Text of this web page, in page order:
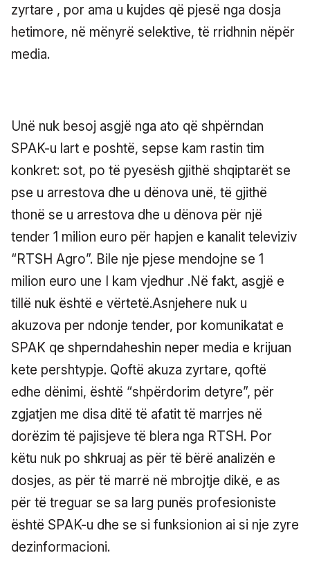
zyrtare , por ama u kujdes që pjesë nga dosja
hetimore, në mënyrë selektive, të rridhnin nëpër
media.
Unë nuk besoj asgjë nga ato që shpërndan
SPAK-u lart e poshtë, sepse kam rastin tim
konkret: sot, po të pyesësh gjithë shqiptarët se
pse u arrestova dhe u dënova unë, të gjithë
thonë se u arrestova dhe u dënova për një
tender 1 milion euro për hapjen e kanalit televiziv
“RTSH Agro”. Bile nje pjese mendojne se 1
milion euro une I kam vjedhur .Në fakt, asgjë e
tillë nuk është e vërtetë.Asnjehere nuk u
akuzova per ndonje tender, por komunikatat e
SPAK qe shperndaheshin neper media e krijuan
kete pershtypje. Qoftë akuza zyrtare, qoftë
edhe dënimi, është “shpërdorim detyre”, për
zgjatjen me disa ditë të afatit të marrjes në
dorëzim të pajisjeve të blera nga RTSH. Por
këtu nuk po shkruaj as për të bërë analizën e
dosjes, as për të marrë në mbrojtje dikë, e as
për të treguar se sa larg punës profesioniste
është SPAK-u dhe se si funksionion ai si nje zyre
dezinformacioni.